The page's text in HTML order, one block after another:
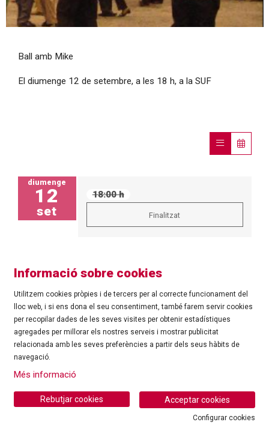
Ball amb Mike
El diumenge 12 de setembre, a les 18 h, a la SUF
diumenge
12
set
18:00 h
Finalitzat
©Ajuntament de Roses| C/ Tarragona, 81 | 17480 ROSES
Tel.: 972 25 24 00 |cultura@roses.cat
Sitemap | Ús de Cookies
Informació sobre cookies
Utilitzem cookies pròpies i de tercers per al correcte funcionament del
lloc web, i si ens dona el seu consentiment, també farem servir cookies
per recopilar dades de les seves visites per obtenir estadístiques
agregades per millorar els nostres serveis i mostrar publicitat
relacionada amb les seves preferències a partir dels seus hàbits de
navegació.
Més informació
Acceptar cookies
Rebutjar cookies
Configurar cookies